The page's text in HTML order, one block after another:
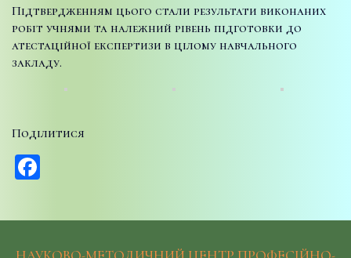
Підтвердженням цього стали результати виконаних
робіт учнями та належний рівень підготовки до
атестаційної експертизи в цілому навчального
закладу.
Поділитися